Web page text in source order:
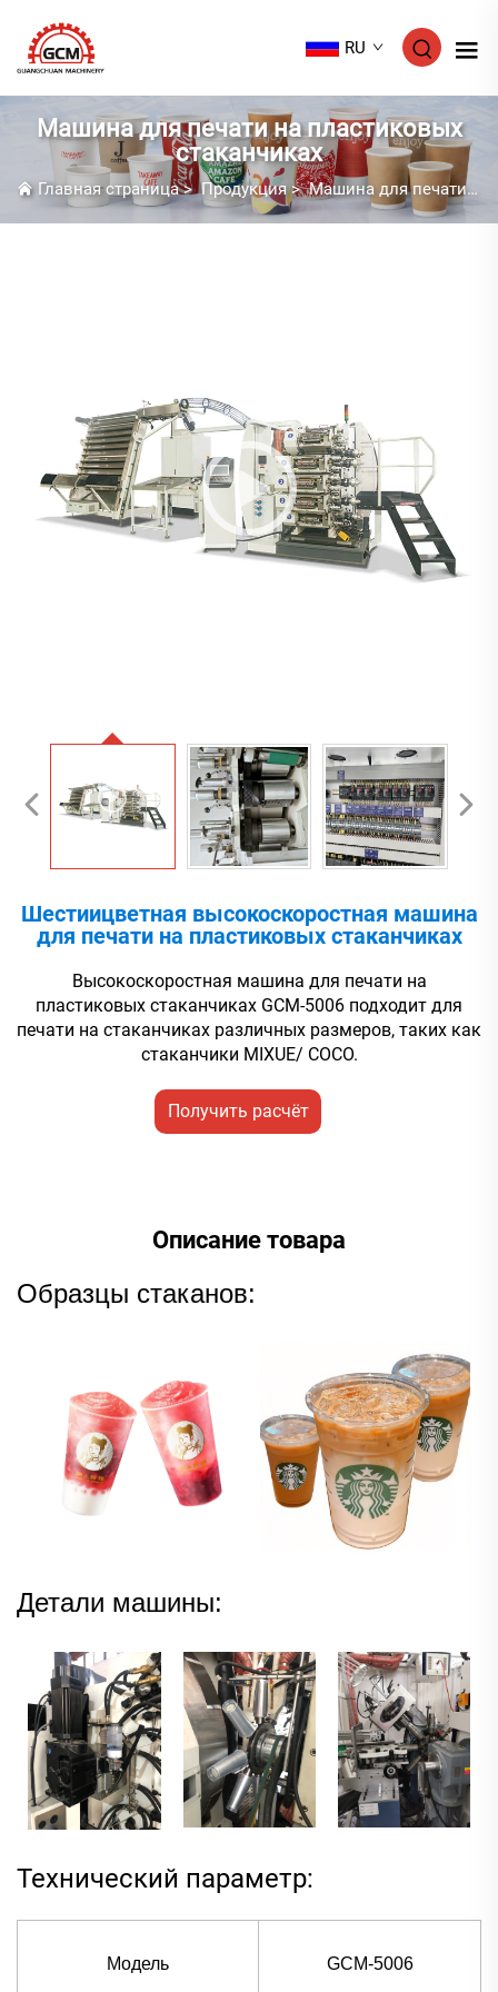
RU
Машина для печати на пластиковых
стаканчиках
Главная страница>Продукция>Машина для печати на пластиковых стаканчиках
Шестиицветная высокоскоростная машина
для печати на пластиковых стаканчиках
Высокоскоростная машина для печати на
пластиковых стаканчиках GCM-5006 подходит для
печати на стаканчиках различных размеров, таких как
стаканчики MIXUE/ COCO.
Получить расчёт
Описание товара
Образцы стаканов:
Детали машины:
Технический параметр:
Модель GCM-5006